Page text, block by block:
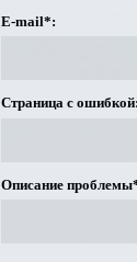
E-mail*:
Страница с ошибкой:
Описание